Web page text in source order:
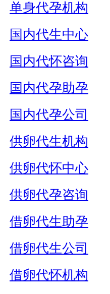
单身代孕机构
国内代生中心
国内代怀咨询
国内代孕助孕
国内代孕公司
供卵代生机构
供卵代怀中心
供卵代孕咨询
借卵代生助孕
借卵代生公司
借卵代怀机构